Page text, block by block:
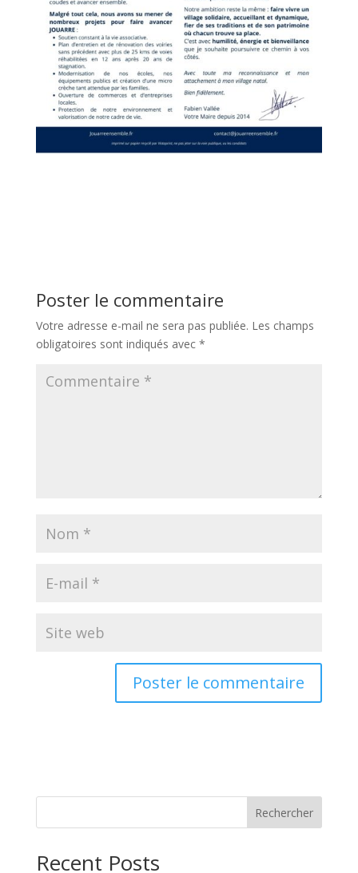
Poster le commentaire
Votre adresse e-mail ne sera pas publiée. Les champs
obligatoires sont indiqués avec *
Rechercher
Recent Posts